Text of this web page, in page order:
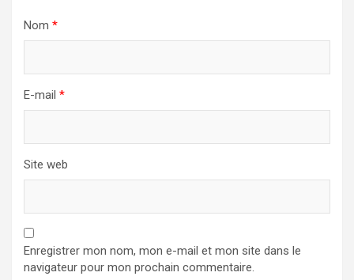
Nom *
E-mail *
Site web
Enregistrer mon nom, mon e-mail et mon site dans le
navigateur pour mon prochain commentaire.